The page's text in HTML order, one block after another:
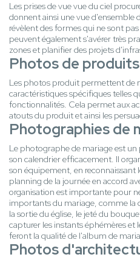
Les prises de vue vue du ciel
donnent ainsi une vue d'ensemble
révèlent des formes qui ne sont
peuvent également s'avérer très
zones et planifier des projets
Photos de produits
Les photos produit permettent de
caractéristiques spécifiques telles
fonctionnalités. Cela permet aux
atouts du produit et ainsi les
Photographies de
Le photographe de mariage est
son calendrier efficacement. Il
son équipement, en reconnaissant
planning de la journée en accord
organisation est importante pour
importants du mariage, comme la
la sortie du église, le jeté du
capturer les instants éphémères et
feront la qualité de l'album de
Photos